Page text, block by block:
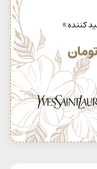
کننده »
تومان